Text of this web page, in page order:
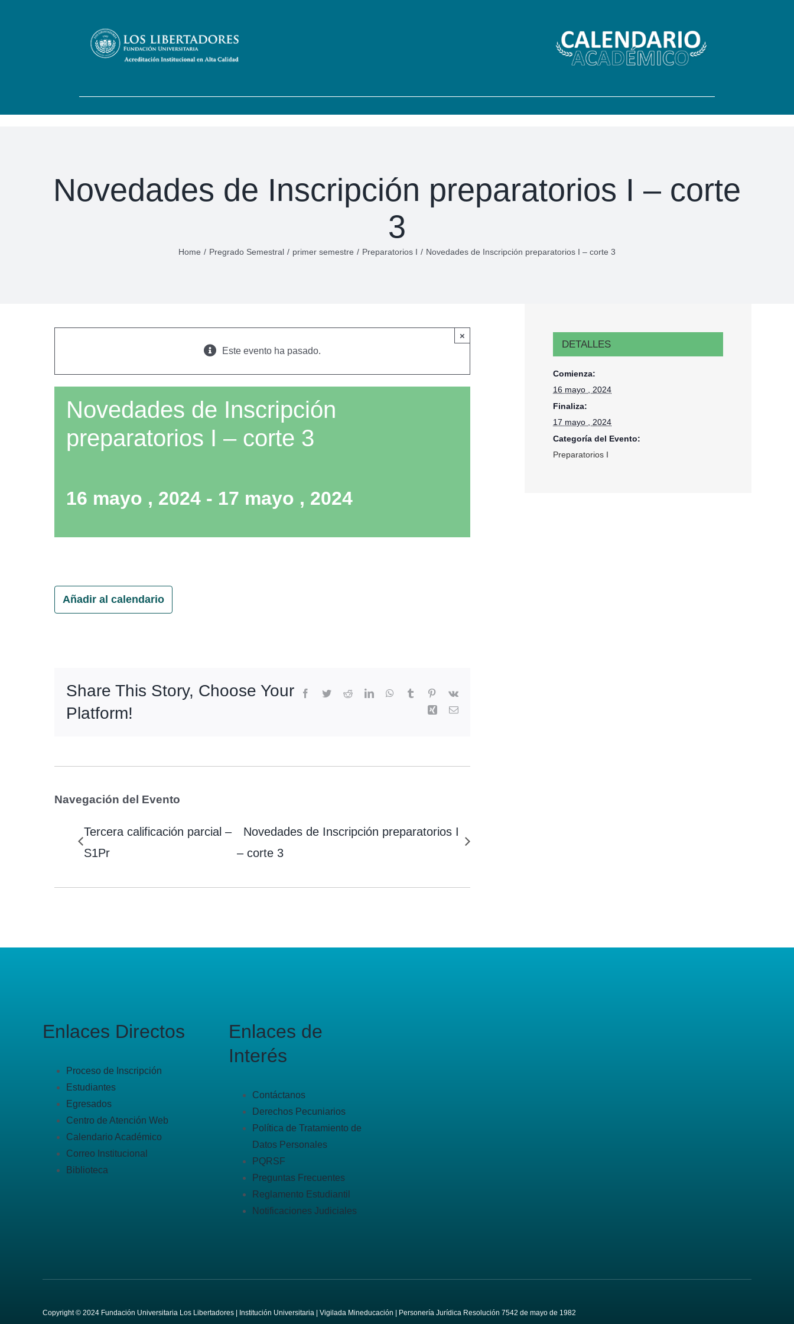
Novedades de Inscripción preparatorios I – corte
3
Home / Pregrado Semestral / primer semestre / Preparatorios I / Novedades de Inscripción preparatorios I – corte 3
×
Este evento ha pasado.
Novedades de Inscripción
preparatorios I – corte 3
16 mayo , 2024 - 17 mayo , 2024
Añadir al calendario
Share This Story, Choose Your
Platform!
Facebook
TwitterRedditLinkedInWhatsApp
Tumblr Pinterest
Vk
Xing Email
Navegación del Evento
Tercera calificación parcial –
S1Pr
Novedades de Inscripción preparatorios I
– corte 3
DETALLES
Comienza:
16 mayo , 2024
Finaliza:
17 mayo , 2024
Categoría del Evento:
Preparatorios I
Enlaces Directos
Proceso de Inscripción
Estudiantes
Egresados
Centro de Atención Web
Calendario Académico
Correo Institucional
Biblioteca
Enlaces de
Interés
Contáctanos
Derechos Pecuniarios
Política de Tratamiento de
Datos Personales
PQRSF
Preguntas Frecuentes
Reglamento Estudiantil
Notificaciones Judiciales
Copyright © 2024 Fundación Universitaria Los Libertadores | Institución Universitaria | Vigilada Mineducación | Personería Jurídica Resolución 7542 de mayo de 1982